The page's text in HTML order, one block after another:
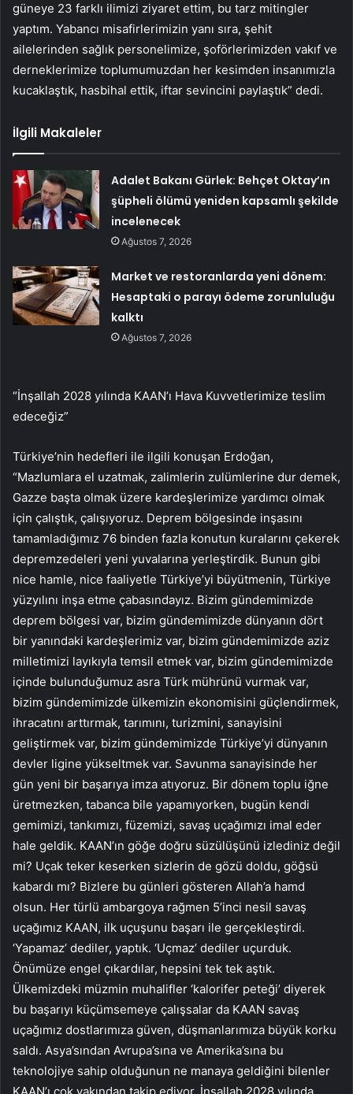
güneye 23 farklı ilimizi ziyaret ettim, bu tarz mitingler
yaptım. Yabancı misafirlerimizin yanı sıra, şehit
ailelerinden sağlık personelimize, şoförlerimizden vakıf ve
derneklerimize toplumumuzdan her kesimden insanımızla
kucaklaştık, hasbihal ettik, iftar sevincini paylaştık” dedi.
İlgili Makaleler
Adalet Bakanı Gürlek: Behçet Oktay’ın
şüpheli ölümü yeniden kapsamlı şekilde
incelenecek
Ağustos 7, 2026
Market ve restoranlarda yeni dönem:
Hesaptaki o parayı ödeme zorunluluğu
kalktı
Ağustos 7, 2026
“İnşallah 2028 yılında KAAN’ı Hava Kuvvetlerimize teslim
edeceğiz”
Türkiye’nin hedefleri ile ilgili konuşan Erdoğan,
“Mazlumlara el uzatmak, zalimlerin zulümlerine dur demek,
Gazze başta olmak üzere kardeşlerimize yardımcı olmak
için çalıştık, çalışıyoruz. Deprem bölgesinde inşasını
tamamladığımız 76 binden fazla konutun kuralarını çekerek
depremzedeleri yeni yuvalarına yerleştirdik. Bunun gibi
nice hamle, nice faaliyetle Türkiye’yi büyütmenin, Türkiye
yüzyılını inşa etme çabasındayız. Bizim gündemimizde
deprem bölgesi var, bizim gündemimizde dünyanın dört
bir yanındaki kardeşlerimiz var, bizim gündemimizde aziz
milletimizi layıkıyla temsil etmek var, bizim gündemimizde
içinde bulunduğumuz asra Türk mührünü vurmak var,
bizim gündemimizde ülkemizin ekonomisini güçlendirmek,
ihracatını arttırmak, tarımını, turizmini, sanayisini
geliştirmek var, bizim gündemimizde Türkiye’yi dünyanın
devler ligine yükseltmek var. Savunma sanayisinde her
gün yeni bir başarıya imza atıyoruz. Bir dönem toplu iğne
üretmezken, tabanca bile yapamıyorken, bugün kendi
gemimizi, tankımızı, füzemizi, savaş uçağımızı imal eder
hale geldik. KAAN’ın göğe doğru süzülüşünü izlediniz değil
mi? Uçak teker keserken sizlerin de gözü doldu, göğsü
kabardı mı? Bizlere bu günleri gösteren Allah’a hamd
olsun. Her türlü ambargoya rağmen 5’inci nesil savaş
uçağımız KAAN, ilk uçuşunu başarı ile gerçekleştirdi.
‘Yapamaz’ dediler, yaptık. ‘Uçmaz’ dediler uçurduk.
Önümüze engel çıkardılar, hepsini tek tek aştık.
Ülkemizdeki müzmin muhalifler ‘kalorifer peteği’ diyerek
bu başarıyı küçümsemeye çalışsalar da KAAN savaş
uçağımız dostlarımıza güven, düşmanlarımıza büyük korku
saldı. Asya’sından Avrupa’sına ve Amerika’sına bu
teknolojiye sahip olduğunun ne manaya geldiğini bilenler